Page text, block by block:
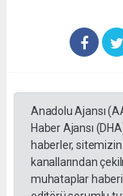
Anadolu Ajansı
Haber Ajansı
haberler,
kanallarından
muhataplar